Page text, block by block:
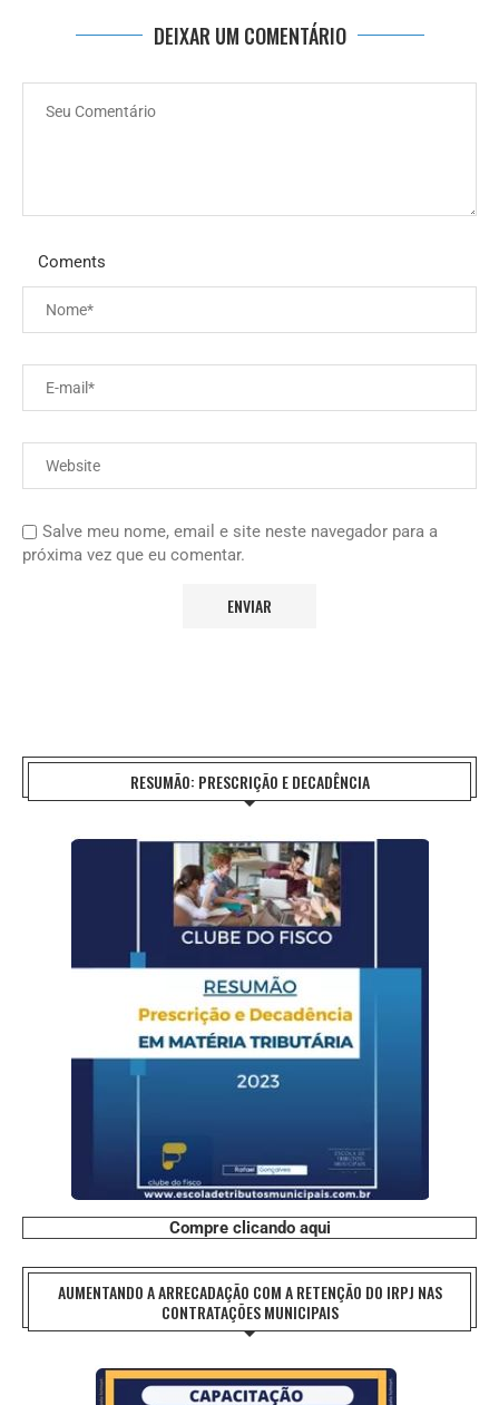
DEIXAR UM COMENTÁRIO
Coments
Salve meu nome, email e site neste navegador para a
próxima vez que eu comentar.
RESUMÃO: PRESCRIÇÃO E DECADÊNCIA
Compre clicando aqui
AUMENTANDO A ARRECADAÇÃO COM A RETENÇÃO DO IRPJ NAS
CONTRATAÇÕES MUNICIPAIS